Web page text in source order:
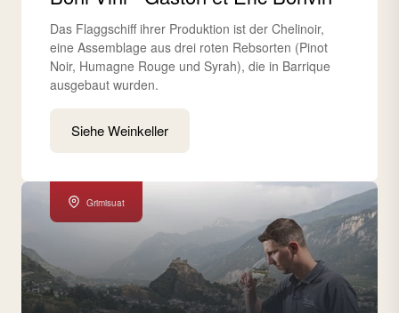
Das Flaggschiff ihrer Produktion ist der Chelinoir,
eine Assemblage aus drei roten Rebsorten (Pinot
Noir, Humagne Rouge und Syrah), die in Barrique
ausgebaut wurden.
Siehe Weinkeller
Grimisuat